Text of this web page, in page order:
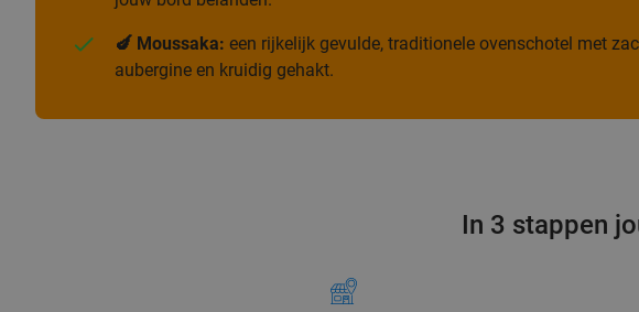
🍆 Moussaka: een rijkelijk gevulde, traditionele ovenschotel met
aubergine en kruidig gehakt.
In 3 stappen